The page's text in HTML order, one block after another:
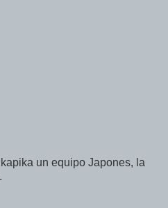
un equipo Japones, la